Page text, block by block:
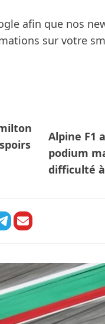
afin que nos
sur votre
Alpine F1
podium
difficulté